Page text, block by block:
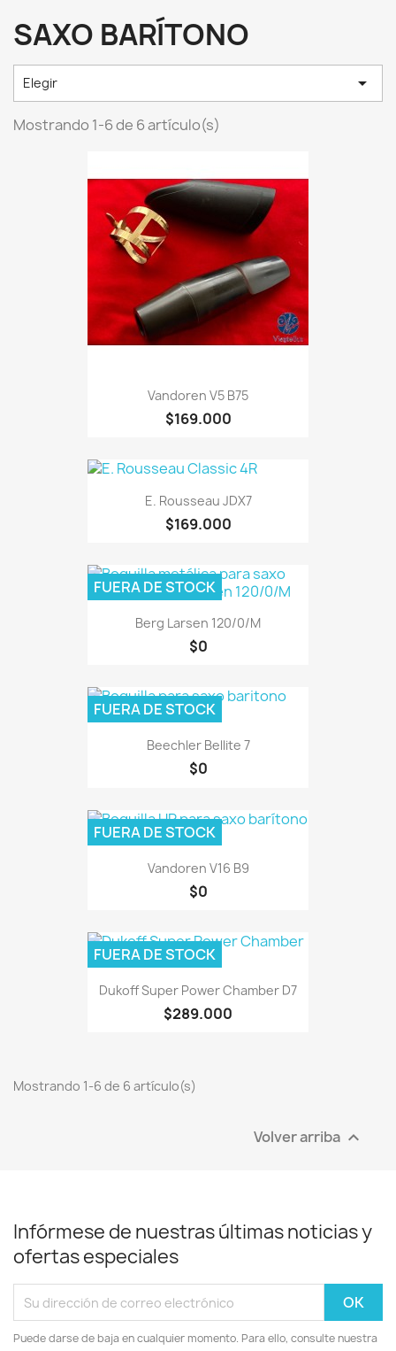
SAXO BARÍTONO
Elegir 
Mostrando 1-6 de 6 artículo(s)
Vandoren V5 B75
$169.000
E. Rousseau JDX7
$169.000
Berg Larsen 120/0/M
$0
FUERA DE STOCK
Beechler Bellite 7
$0
FUERA DE STOCK
Vandoren V16 B9
$0
FUERA DE STOCK
Dukoff Super Power Chamber D7
$289.000
FUERA DE STOCK
Mostrando 1-6 de 6 artículo(s)
Volver arriba 
Infórmese de nuestras últimas noticias y
ofertas especiales
Puede darse de baja en cualquier momento. Para ello, consulte nuestra